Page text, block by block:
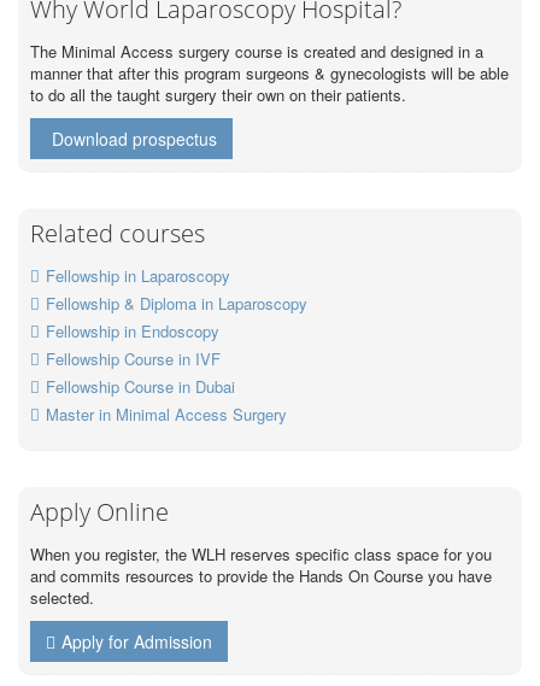
Why World Laparoscopy Hospital?
The Minimal Access surgery course is created and designed in a
manner that after this program surgeons & gynecologists will be able
to do all the taught surgery their own on their patients.
Download prospectus
Related courses
Fellowship in Laparoscopy
Fellowship & Diploma in Laparoscopy
Fellowship in Endoscopy
Fellowship Course in IVF
Fellowship Course in Dubai
Master in Minimal Access Surgery
Apply Online
When you register, the WLH reserves specific class space for you
and commits resources to provide the Hands On Course you have
selected.
Apply for Admission